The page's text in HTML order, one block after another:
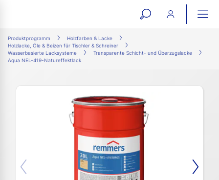
open
form
Produktprogramm
Holzfarben & Lacke
Holzlacke, Öle & Beizen für Tischler & Schreiner
Wasserbasierte Lacksysteme
Transparente Schicht- und Überzugslacke
Aqua NEL-419-Natureffektlack